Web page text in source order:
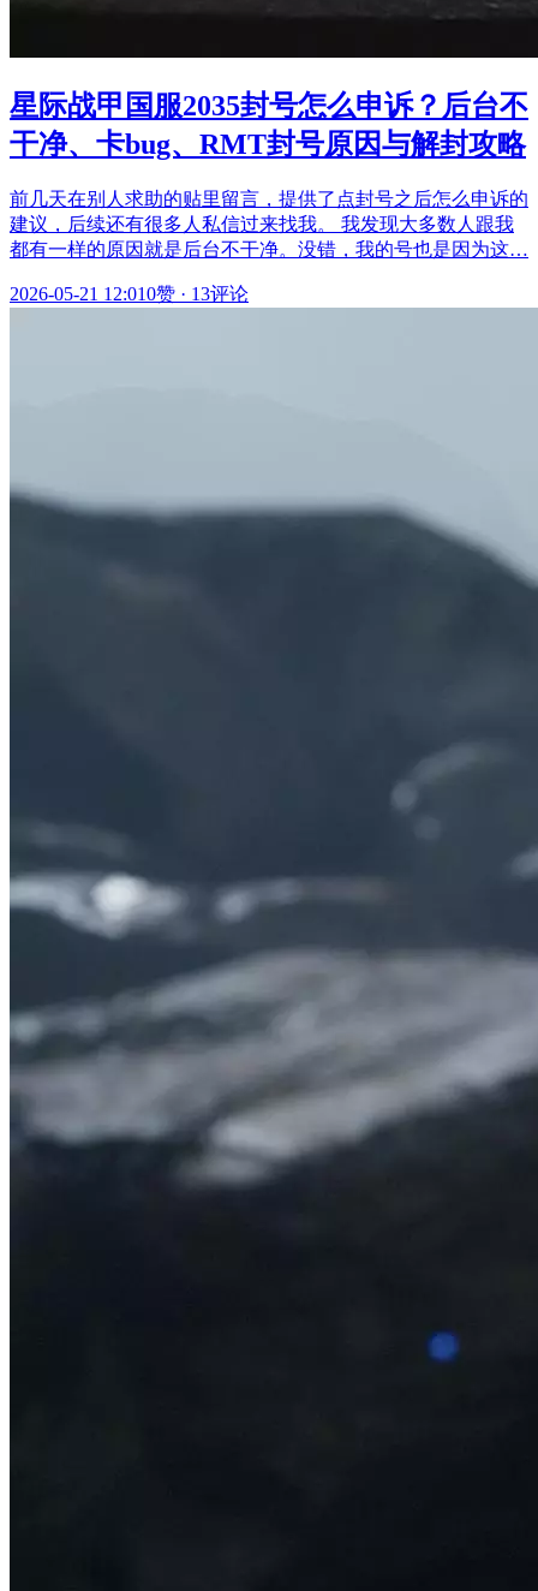
星际战甲国服2035封号怎么申诉？后台不
干净、卡bug、RMT封号原因与解封攻略
前几天在别人求助的贴里留言，提供了点封号之后怎么申诉的
建议，后续还有很多人私信过来找我。 我发现大多数人跟我
都有一样的原因就是后台不干净。没错，我的号也是因为这…
2026-05-21 12:010赞 · 13评论